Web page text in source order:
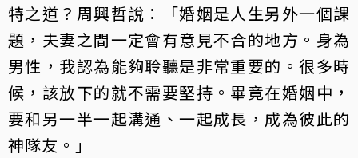
特之道？周興哲說：「婚姻是人生另外一個課
題，夫妻之間一定會有意見不合的地方。身為
男性，我認為能夠聆聽是非常重要的。很多時
候，該放下的就不需要堅持。畢竟在婚姻中，
要和另一半一起溝通、一起成長，成為彼此的
神隊友。」